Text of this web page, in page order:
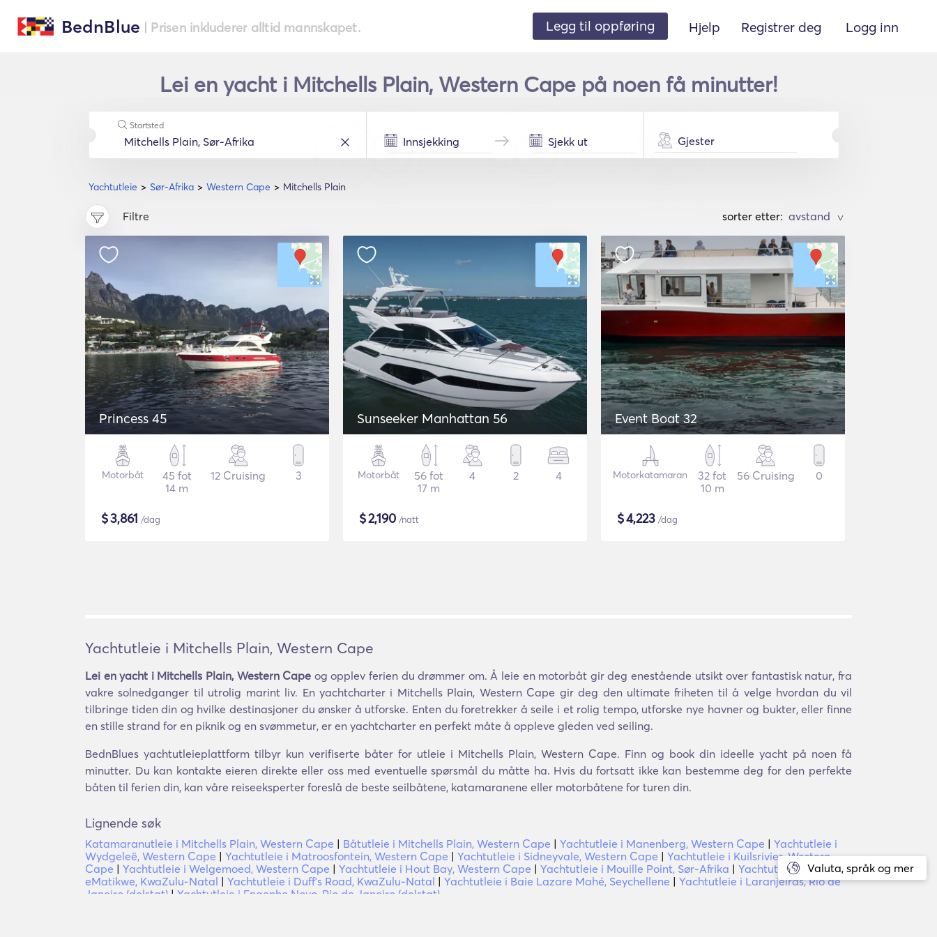
BednBlue | Prisen inkluderer alltid mannskapet. Legg til oppføring Hjelp Registrer deg Logg inn
Lei en yacht i Mitchells Plain, Western Cape på noen få minutter!
Yachtutleie Sør-Afrika Western Cape Mitchells Plain
Startsted
Gjester
Filtre sorter etter: >
Princess 45
Motorbåt
45 fot
14 m
12 Cruising 3
$3,861 /dag
Sunseeker Manhattan 56
Motorbåt
56 fot
17 m
4 2 4
$2,190 /natt
Event Boat 32
Motorkatamaran
32 fot
10 m
56 Cruising 0
$4,223 /dag
Valuta, språk og mer
Yachtutleie i Mitchells Plain, Western Cape
Lei en yacht i Mitchells Plain, Western Cape og opplev ferien du drømmer om. Å leie en motorbåt gir deg enestående utsikt over fantastisk natur, fra
vakre solnedganger til utrolig marint liv. En yachtcharter i Mitchells Plain, Western Cape gir deg den ultimate friheten til å velge hvordan du vil
tilbringe tiden din og hvilke destinasjoner du ønsker å utforske. Enten du foretrekker å seile i et rolig tempo, utforske nye havner og bukter, eller finne
en stille strand for en piknik og en svømmetur, er en yachtcharter en perfekt måte å oppleve gleden ved seiling.
BednBlues yachtutleieplattform tilbyr kun verifiserte båter for utleie i Mitchells Plain, Western Cape. Finn og book din ideelle yacht på noen få
minutter. Du kan kontakte eieren direkte eller oss med eventuelle spørsmål du måtte ha. Hvis du fortsatt ikke kan bestemme deg for den perfekte
båten til ferien din, kan våre reiseeksperter foreslå de beste seilbåtene, katamaranene eller motorbåtene for turen din.
Lignende søk
Katamaranutleie i Mitchells Plain, Western Cape | Båtutleie i Mitchells Plain, Western Cape | Yachtutleie i Manenberg, Western Cape | Yachtutleie i
Wydgeleë, Western Cape | Yachtutleie i Matroosfontein, Western Cape | Yachtutleie i Sidneyvale, Western Cape | Yachtutleie i Kuilsrivier, Western
Cape | Yachtutleie i Welgemoed, Western Cape | Yachtutleie i Hout Bay, Western Cape | Yachtutleie i Mouille Point, Sør-Afrika | Yachtutleie i
eMatikwe, KwaZulu-Natal | Yachtutleie i Duffʼs Road, KwaZulu-Natal | Yachtutleie i Baie Lazare Mahé, Seychellene | Yachtutleie i Laranjeiras, Rio de
Janeiro (delstat) | Yachtutleie i Engenho Novo, Rio de Janeiro (delstat)